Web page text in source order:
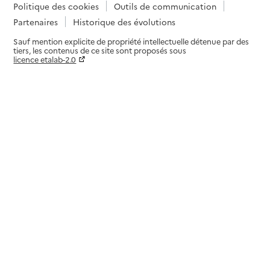
Politique des cookies
Outils de communication
Partenaires
Historique des évolutions
Sauf mention explicite de propriété intellectuelle détenue par des
tiers, les contenus de ce site sont proposés sous
licence etalab-2.0